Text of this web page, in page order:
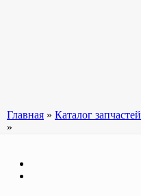
Главная » Каталог запчастей
»